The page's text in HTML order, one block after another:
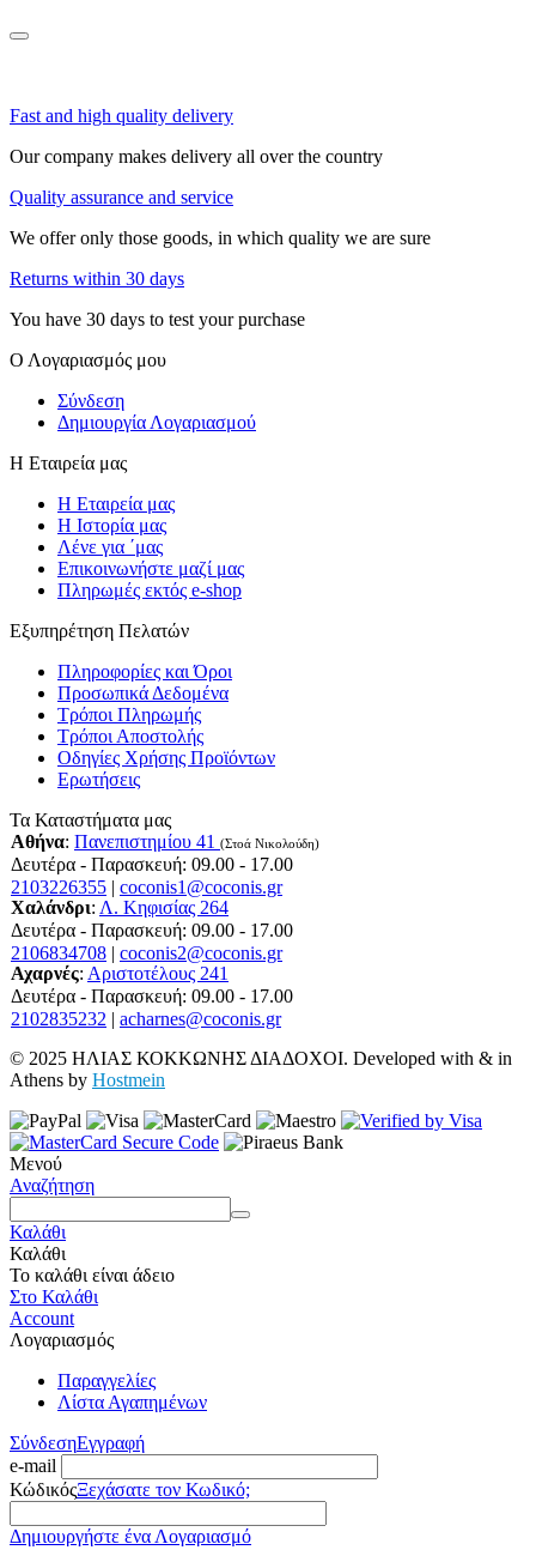
Fast and high quality delivery
Our company makes delivery all over the country
Quality assurance and service
We offer only those goods, in which quality we are sure
Returns within 30 days
You have 30 days to test your purchase
Ο Λογαριασμός μου
Σύνδεση
Δημιουργία Λογαριασμού
Η Εταιρεία μας
Η Εταιρεία μας
Η Ιστορία μας
Λένε για ΄μας
Επικοινωνήστε μαζί μας
Πληρωμές εκτός e-shop
Εξυπηρέτηση Πελατών
Πληροφορίες και Όροι
Προσωπικά Δεδομένα
Τρόποι Πληρωμής
Τρόποι Αποστολής
Οδηγίες Χρήσης Προϊόντων
Ερωτήσεις
Τα Καταστήματα μας
Αθήνα: Πανεπιστημίου 41 (Στοά Νικολούδη)
Δευτέρα - Παρασκευή: 09.00 - 17.00
2103226355 | coconis1@coconis.gr
Χαλάνδρι: Λ. Κηφισίας 264
Δευτέρα - Παρασκευή: 09.00 - 17.00
2106834708 | coconis2@coconis.gr
Αχαρνές: Αριστοτέλους 241
Δευτέρα - Παρασκευή: 09.00 - 17.00
2102835232 | acharnes@coconis.gr
© 2025 ΗΛΙΑΣ ΚΟΚΚΩΝΗΣ ΔΙΑΔΟΧΟΙ. Developed with & in
Athens by Hostmein
Μενού
Αναζήτηση
Καλάθι
Καλάθι
Το καλάθι είναι άδειο
Στο Καλάθι
Account
Λογαριασμός
Παραγγελίες
Λίστα Αγαπημένων
ΣύνδεσηΕγγραφή
e-mail
ΚώδικόςΞεχάσατε τον Κωδικό;
Δημιουργήστε ένα Λογαριασμό